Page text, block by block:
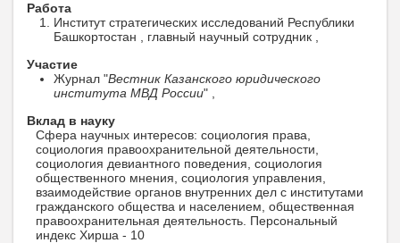
Работа
Институт стратегических исследований Республики
Башкортостан , главный научный сотрудник ,
Участие
Журнал "Вестник Казанского юридического
института МВД России" ,
Вклад в науку
Сфера научных интересов: социология права,
социология правоохранительной деятельности,
социология девиантного поведения, социология
общественного мнения, социология управления,
взаимодействие органов внутренних дел с институтами
гражданского общества и населением, общественная
правоохранительная деятельность. Персональный
индекс Хирша - 10